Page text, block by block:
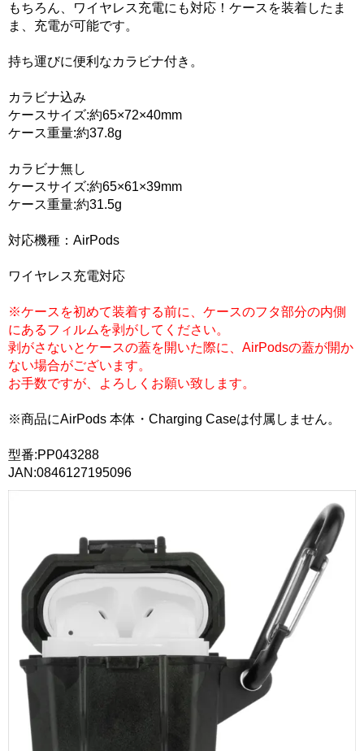
もちろん、ワイヤレス充電にも対応！ケースを装着したま
ま、充電が可能です。
持ち運びに便利なカラビナ付き。
カラビナ込み
ケースサイズ:約65×72×40mm
ケース重量:約37.8g
カラビナ無し
ケースサイズ:約65×61×39mm
ケース重量:約31.5g
対応機種：AirPods
ワイヤレス充電対応
※ケースを初めて装着する前に、ケースのフタ部分の内側
にあるフィルムを剥がしてください。
剥がさないとケースの蓋を開いた際に、AirPodsの蓋が開か
ない場合がございます。
お手数ですが、よろしくお願い致します。
※商品にAirPods 本体・Charging Caseは付属しません。
型番:PP043288
JAN:0846127195096